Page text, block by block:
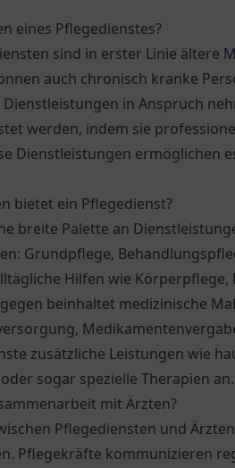
eines Pflegedienstes?
sind in erster Linie ältere
auch chronisch kranke
in Anspruch
werden, indem sie
Dienstleistungen ermöglichen
bietet ein Pflegedienst?
breite Palette an
Grundpflege,
Hilfen wie
beinhaltet medizinische
zusätzliche Leistungen wie
sogar spezielle Therapien an.
mit Ärzten?
Pflegediensten und
Pflegekräfte kommunizieren